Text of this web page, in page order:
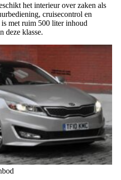
het interieur over zaken als
cruisecontrol en
met ruim 500 liter inhoud
deze klasse.